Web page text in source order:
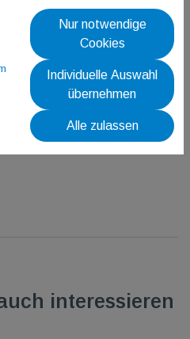
am 06.04.2024
, alternativ telefonisch unter
interessieren
Nur notwendige
Cookies
Individuelle Auswahl
übernehmen
Alle zulassen